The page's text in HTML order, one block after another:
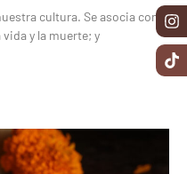
cultura. Se asocia con
y la muerte; y